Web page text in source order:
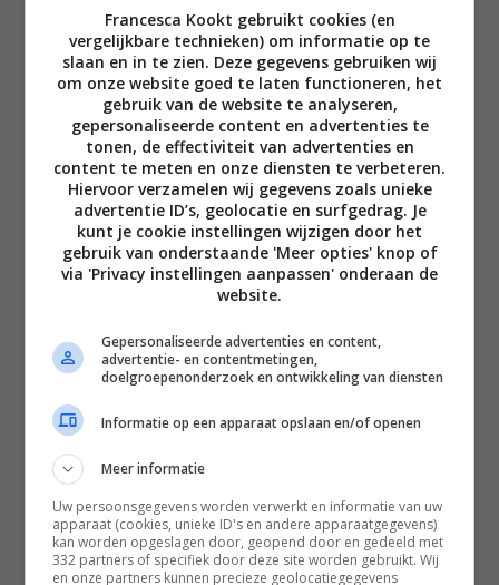
Disclaimer
Privacy voorwaarden
Instagram
Facebook
Pinterest
Home
Word gratis lid
Recepten
Leefstijl
Reizen
Francesca Kookt gebruikt cookies (en
vergelijkbare technieken) om informatie op te
slaan en in te zien. Deze gegevens gebruiken wij
om onze website goed te laten functioneren, het
gebruik van de website te analyseren,
gepersonaliseerde content en advertenties te
tonen, de effectiviteit van advertenties en
content te meten en onze diensten te verbeteren.
Hiervoor verzamelen wij gegevens zoals unieke
advertentie ID’s, geolocatie en surfgedrag. Je
kunt je cookie instellingen wijzigen door het
gebruik van onderstaande 'Meer opties' knop of
via 'Privacy instellingen aanpassen' onderaan de
website.
Gepersonaliseerde advertenties en content,
advertentie- en contentmetingen,
doelgroepenonderzoek en ontwikkeling van diensten
Informatie op een apparaat opslaan en/of openen
Meer informatie
Uw persoonsgegevens worden verwerkt en informatie van uw
apparaat (cookies, unieke ID's en andere apparaatgegevens)
kan worden opgeslagen door, geopend door en gedeeld met
332 partners of specifiek door deze site worden gebruikt. Wij
en onze partners kunnen precieze geolocatiegegevens